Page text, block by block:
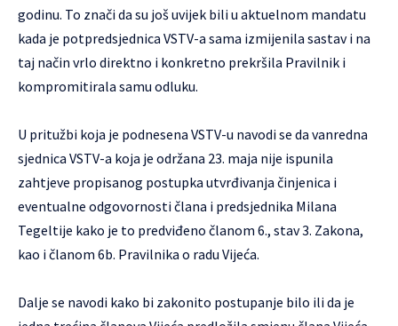
godinu. To znači da su još uvijek bili u aktuelnom mandatu
kada je potpredsjednica VSTV-a sama izmijenila sastav i na
taj način vrlo direktno i konkretno prekršila Pravilnik i
kompromitirala samu odluku.
U pritužbi koja je podnesena VSTV-u navodi se da vanredna
sjednica VSTV-a koja je održana 23. maja nije ispunila
zahtjeve propisanog postupka utvrđivanja činjenica i
eventualne odgovornosti člana i predsjednika Milana
Tegeltije kako je to predviđeno članom 6., stav 3. Zakona,
kao i članom 6b. Pravilnika o radu Vijeća.
Dalje se navodi kako bi zakonito postupanje bilo ili da je